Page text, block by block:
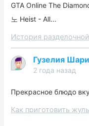
GTA Online The
노 Heist - All...
История
Гузелия
2 года назад
Прекрасное блюдо
Как приготовить